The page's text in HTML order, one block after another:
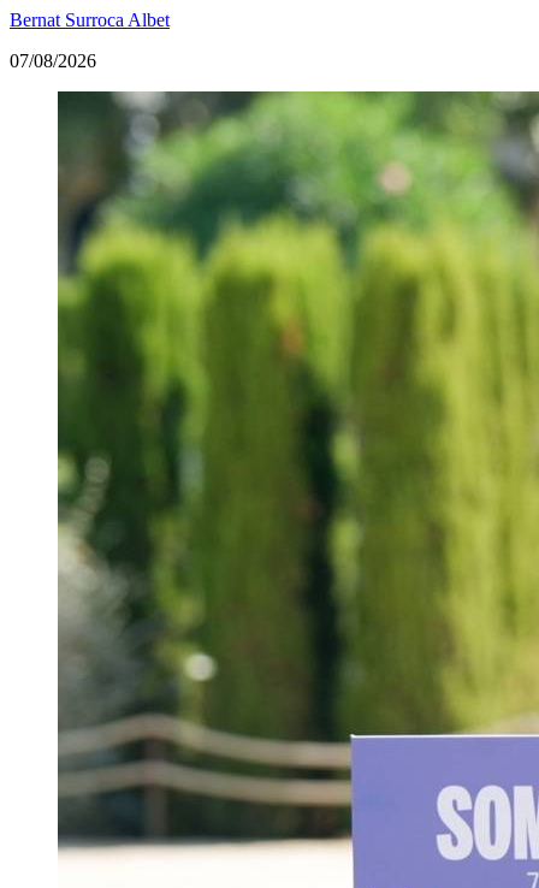
Bernat Surroca Albet
07/08/2026